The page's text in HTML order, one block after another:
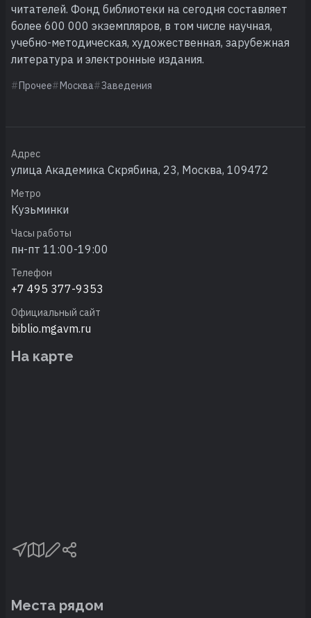
читателей. Фонд библиотеки на сегодня составляет
более 600 000 экземпляров, в том числе научная,
учебно-методическая, художественная, зарубежная
литература и электронные издания.
Прочее Москва Заведения
Адрес
улица Академика Скрябина, 23, Москва, 109472
Метро
Кузьминки
Часы работы
пн-пт 11:00-19:00
Телефон
+7 495 377-9353
Официальный сайт
biblio.mgavm.ru
На карте
Места рядом